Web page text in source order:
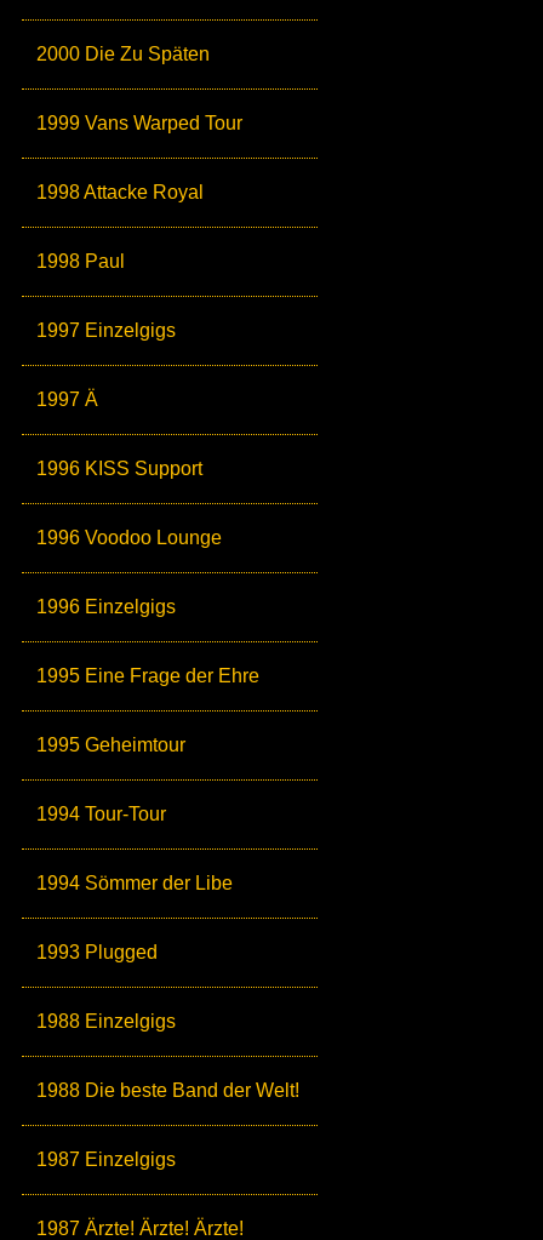
2000 Die Zu Späten
1999 Vans Warped Tour
1998 Attacke Royal
1998 Paul
1997 Einzelgigs
1997 Ä
1996 KISS Support
1996 Voodoo Lounge
1996 Einzelgigs
1995 Eine Frage der Ehre
1995 Geheimtour
1994 Tour-Tour
1994 Sömmer der Libe
1993 Plugged
1988 Einzelgigs
1988 Die beste Band der Welt!
1987 Einzelgigs
1987 Ärzte! Ärzte! Ärzte!